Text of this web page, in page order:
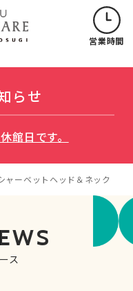
営業時間
らせ
館日です。
ャーベットヘッド＆ネック
ス